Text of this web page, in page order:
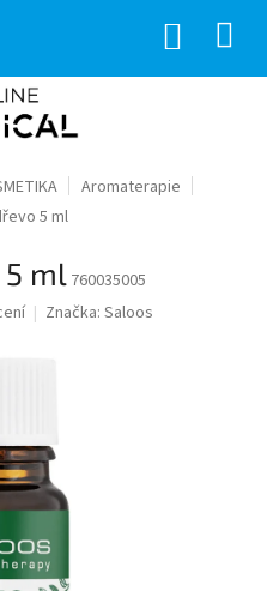
Aromaterapie
5 ml
5 ml 760035005
Značka: Saloos